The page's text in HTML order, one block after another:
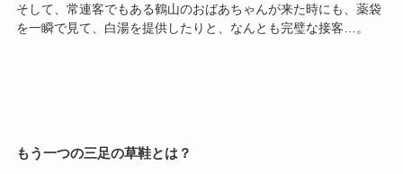
そして、常連客でもある鶴山のおばあちゃんが来た時にも、薬袋
を一瞬で見て、白湯を提供したりと、なんとも完璧な接客…。
もう一つの三足の草鞋とは？